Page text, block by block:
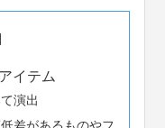
イテム
演出